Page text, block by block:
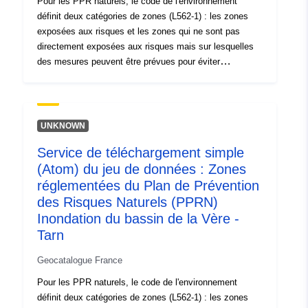
nouveaux, soumises à interdictions ou prescriptions (cf.
article L562-1 du Code de l'environnement) . Cette
dernière catégorie ne s'applique qu'aux PPR naturels.
définit deux catégories de zones (L562-1) : les zones
exposées aux risques et les zones qui ne sont pas
directement exposées aux risques mais sur lesquelles
des mesures peuvent être prévues pour éviter
règlements distinguent généralement trois types de
zones : 1- les « zones d'interdiction de construire »,
et que la règle générale est l'interdiction de construire ;
2- les « zones soumises à prescriptions », dites « zones
bleues », lorsque le niveau d'aléa est moyen et que les
projets sont soumis à des prescriptions adaptées au
type d'enjeu ; 3- les zones non directement exposées
aux risques mais où des constructions, des ouvrages,
des aménagements ou des exploitations agricoles,
forestières, artisanales, commerciales ou industrielles
nouveaux, soumises à interdictions ou prescriptions (cf.
article L562-1 du Code de l'environnement) . Cette
UNKNOWN
Service de téléchargement simple
(Atom) du jeu de données : Zones
réglementées du Plan de Prévention
des Risques Naturels (PPRN)
Inondation du bassin de la Vère -
Tarn
Geocatalogue France
Pour les PPR naturels, le code de l'environnement
définit deux catégories de zones (L562-1) : les zones